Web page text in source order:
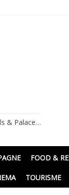
& Palace…
FOOD &
TOURISME